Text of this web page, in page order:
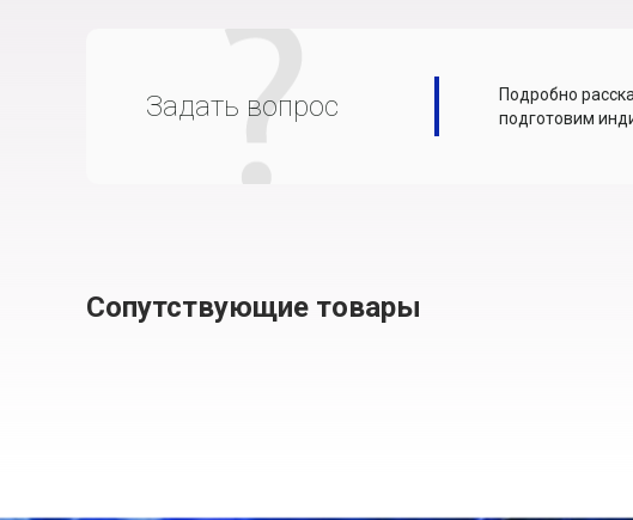
Задать вопрос
Подробно
подготовим
Сопутствующие товары